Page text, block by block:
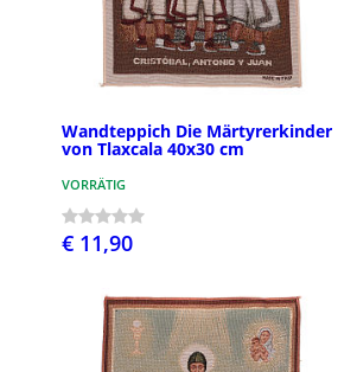
Wandteppich Die Märtyrerkinder
von Tlaxcala 40x30 cm
VORRÄTIG
€ 11,90